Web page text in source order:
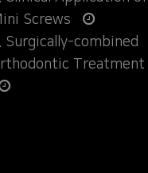
Screws
Surgically-combined
Treatment